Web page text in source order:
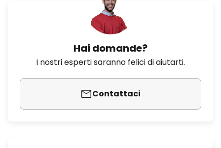
Hai domande?
I nostri esperti saranno felici di aiutarti.
Contattaci